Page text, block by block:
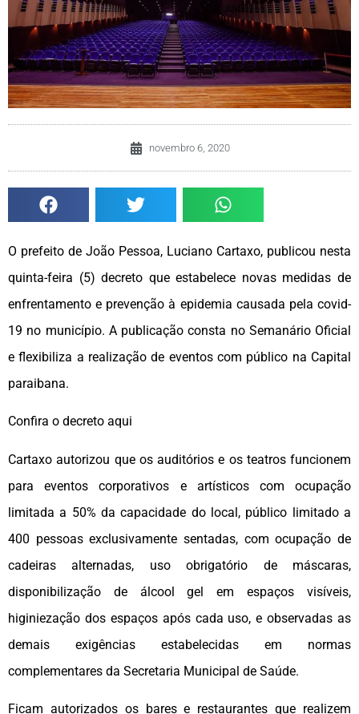
novembro 6, 2020
O prefeito de João Pessoa, Luciano Cartaxo, publicou nesta
quinta-feira (5) decreto que estabelece novas medidas de
enfrentamento e prevenção à epidemia causada pela covid-
19 no município. A publicação consta no Semanário Oficial
e flexibiliza a realização de eventos com público na Capital
paraibana.
Confira o decreto aqui
Cartaxo autorizou que os auditórios e os teatros funcionem
para eventos corporativos e artísticos com ocupação
limitada a 50% da capacidade do local, público limitado a
400 pessoas exclusivamente sentadas, com ocupação de
cadeiras alternadas, uso obrigatório de máscaras,
disponibilização de álcool gel em espaços visíveis,
higiniezação dos espaços após cada uso, e observadas as
demais exigências estabelecidas em normas
complementares da Secretaria Municipal de Saúde.
Ficam autorizados os bares e restaurantes que realizem